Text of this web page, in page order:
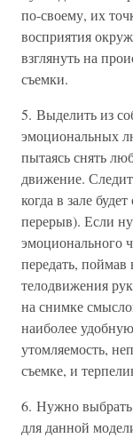
по-своему, их
восприятия
взглянуть на
съемки.
5. Выделить из
эмоциональных
пытаясь снять
движение.
когда в зале
перерыв). Если
эмоционального
передать,
телодвижения
на снимке
наиболее
утомляемость,
съемке, и
6. Нужно выбрать
для данной